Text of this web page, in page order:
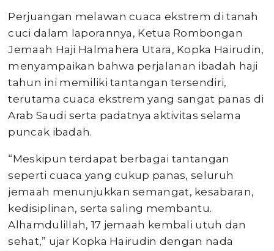
Perjuangan melawan cuaca ekstrem di tanah
cuci dalam laporannya, Ketua Rombongan
Jemaah Haji Halmahera Utara, Kopka Hairudin,
menyampaikan bahwa perjalanan ibadah haji
tahun ini memiliki tantangan tersendiri,
terutama cuaca ekstrem yang sangat panas di
Arab Saudi serta padatnya aktivitas selama
puncak ibadah.
“Meskipun terdapat berbagai tantangan
seperti cuaca yang cukup panas, seluruh
jemaah menunjukkan semangat, kesabaran,
kedisiplinan, serta saling membantu.
Alhamdulillah, 17 jemaah kembali utuh dan
sehat,” ujar Kopka Hairudin dengan nada